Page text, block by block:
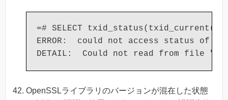
=# SELECT txid_status(txid_current()
ERROR:  could not access status of
OpenSSLライブラリのバージョンが混在した状態